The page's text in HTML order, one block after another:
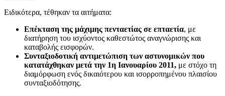
Ειδικότερα, τέθηκαν τα αιτήματα:
Επέκταση της μάχιμης πενταετίας σε επταετία, με
διατήρηση του ισχύοντος καθεστώτος αναγνώρισης και
καταβολής εισφορών.
Συνταξιοδοτική αντιμετώπιση των αστυνομικών που
κατατάχθηκαν μετά την 1η Ιανουαρίου 2011, με στόχο τη
διαμόρφωση ενός δικαιότερου και ισορροπημένου πλαισίου
συνταξιοδότησης.